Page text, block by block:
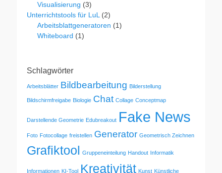
Visualisierung (3)
Unterrichtstools für LuL (2)
Arbeitsblattgeneratoren (1)
Whiteboard (1)
Schlagwörter
Arbeitsblätter Bildbearbeitung Bilderstellung
Bildschirmfreigabe Biologie Chat Collage Conceptmap
Darstellende Geometrie Edubreakout Fake News
Foto Fotocollage freistellen Generator Geometrisch Zeichnen
Grafiktool Gruppeneinteilung Handout Informatik
Informationen KI-Tool Kreativität Kunst Künstliche